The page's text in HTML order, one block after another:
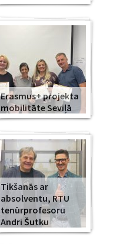
Erasmus+ projekta
mobilitāte Seviļā
Tikšanās ar
absolventu, RTU
tenūrprofesoru
Andri Šutku